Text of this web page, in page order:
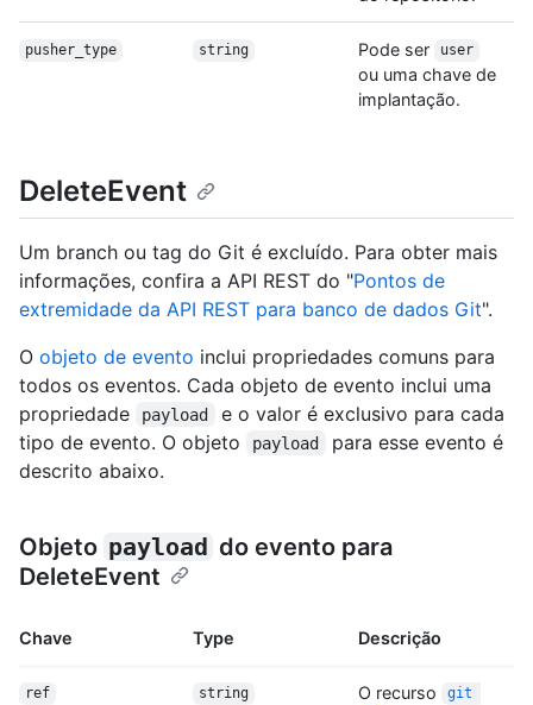
pusher_type string Pode ser user
ou uma chave de
implantação.
DeleteEvent
Um branch ou tag do Git é excluído. Para obter mais
informações, confira a API REST do "Pontos de
extremidade da API REST para banco de dados Git".
O objeto de evento inclui propriedades comuns para
todos os eventos. Cada objeto de evento inclui uma
propriedade
payload
e o valor é exclusivo para cada
tipo de evento. O objeto
payload
para esse evento é
descrito abaixo.
Objeto payload do evento para
DeleteEvent
Chave Type Descrição
ref string O recurso
git